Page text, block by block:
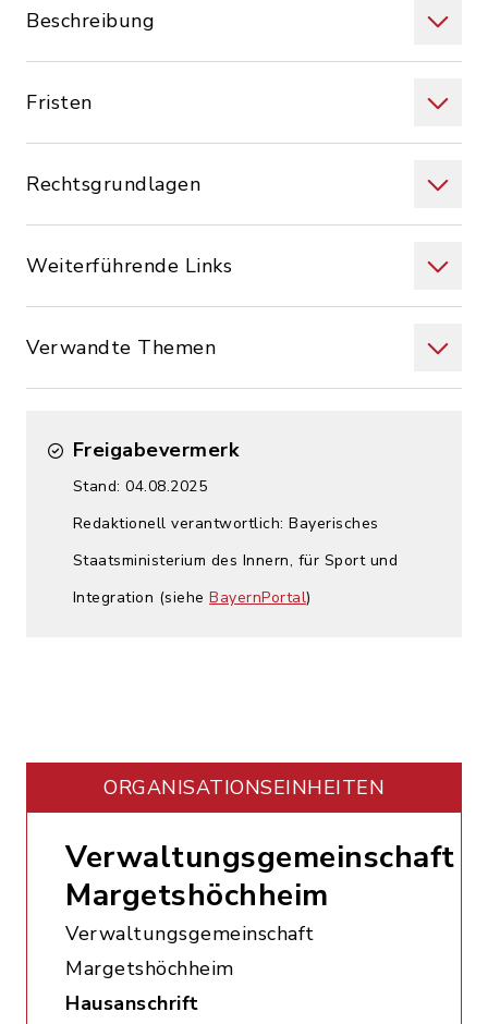
Beschreibung
Fristen
Rechtsgrundlagen
Weiterführende Links
Verwandte Themen
Freigabevermerk
Stand: 04.08.2025
Redaktionell verantwortlich: Bayerisches
Staatsministerium des Innern, für Sport und
Integration (siehe BayernPortal)
ORGANISATIONS­EINHEITEN
Verwaltungsgemeinschaft
Margetshöchheim
Verwaltungsgemeinschaft
Margetshöchheim
Hausanschrift